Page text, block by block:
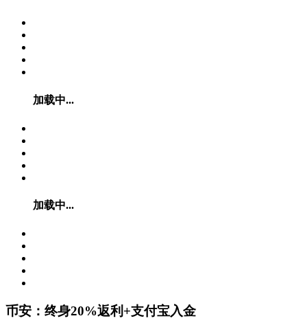
加载中...
加载中...
币安：终身20%返利+支付宝入金